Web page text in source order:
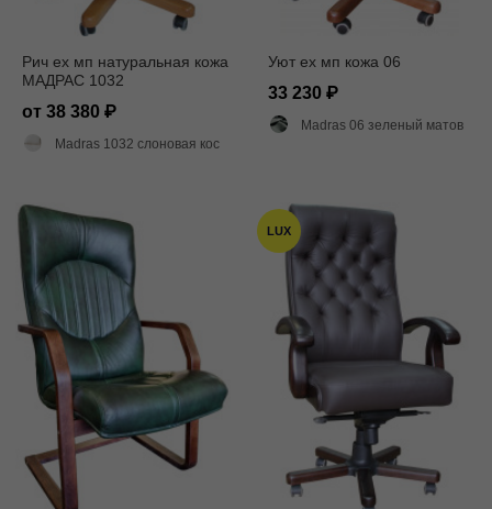
Рич ех мп натуральная кожа
МАДРАС 1032
от 38 380
Madras 1032 слоновая кость матовый
Уют ех мп кожа 06
33 230
Madras 06 зеленый матовый
LUX